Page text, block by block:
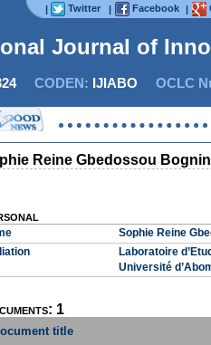
| Twitter | Facebook |
Journal of
CODEN: IJIABO OCLC
Reine Gbedossou
Sophie Reine
Laboratoire
Université
1
title